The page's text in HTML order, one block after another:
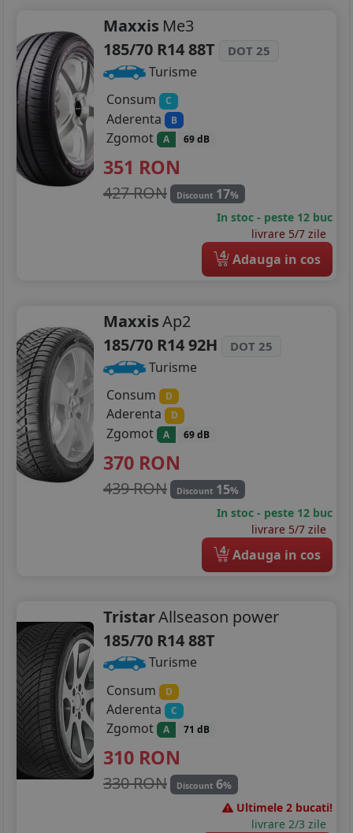
Maxxis Me3
185/70 R14 88T
DOT 25
Turisme
Consum
C
Aderenta B
Zgomot A 69 dB
351 RON
427 RON Discount 17%
In stoc - peste 12 buc
livrare 5/7 zile
4 Adauga in cos
MaxxisAp2
185/70 R14 92H
DOT 25
Turisme
Consum
D
Aderenta D
Zgomot A 69 dB
370 RON
439 RON Discount 15%
In stoc - peste 12 buc
livrare 5/7 zile
4 Adauga in cos
TristarAllseason power
185/70 R14 88T
Turisme
Consum
D
Aderenta C
Zgomot A 71 dB
310 RON
330 RON Discount 6%
Ultimele 2 bucati!
livrare 2/3 zile